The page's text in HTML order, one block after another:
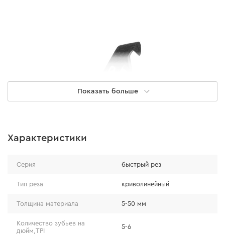
Преимущества
позволяют осуществлять быстрые пропилы;
узкая форма полотна без труда проходит крутые
повороты и маленькие радиусы;
Показать больше
Характеристики
Серия быстрый рез
Тип реза криволинейный
Толщина материала 5-50 мм
Количество зубьев на
дюйм,TPI
5-6